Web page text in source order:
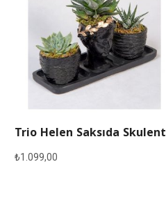
Trio Helen Saksıda Skulent
₺1.099,00